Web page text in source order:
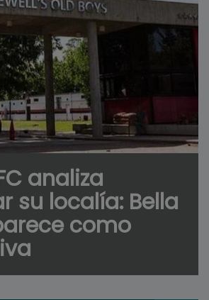
analiza
su localía: Bella
como